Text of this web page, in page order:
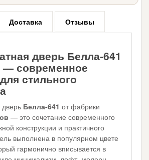
Доставка Отзывы
дверь Белла-641
— современное
стильного
Белла-641 от фабрики
— это сочетание современного
конструкции и практичного
выполнена в популярном цвете
гармонично вписывается в